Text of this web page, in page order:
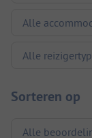
Sorteren op